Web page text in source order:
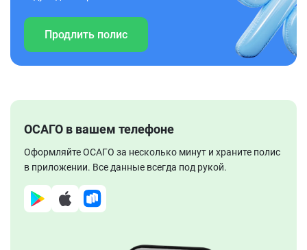
Продлить полис
ОСАГО в вашем телефоне
Оформляйте ОСАГО за несколько минут и храните полис
в приложении. Все данные всегда под рукой.